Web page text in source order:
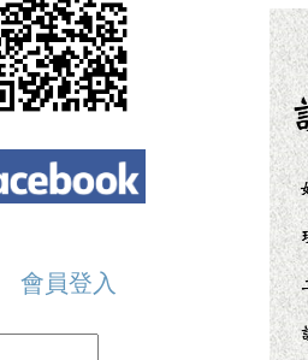
會員登入